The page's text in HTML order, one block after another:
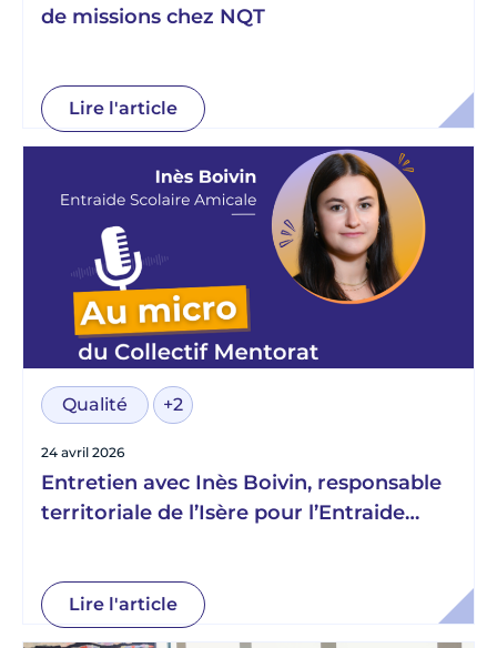
de missions chez NQT
Lire l'article
Qualité +2
24 avril 2026
Entretien avec Inès Boivin, responsable
territoriale de l’Isère pour l’Entraide
Lire l'article